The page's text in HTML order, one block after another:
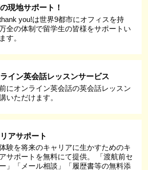
現地サポート！
you!は世界9都市にオフィスを持
全の体制で留学生の皆様をサポートい
す。
イン英会話レッスンサービス
にオンライン英会話の英会話レッスン
いただけます。
アサポート
験を将来のキャリアに生かすためのキ
サポートを無料にて提供。 「渡航前セ
」「メール相談」「履歴書等の無料添